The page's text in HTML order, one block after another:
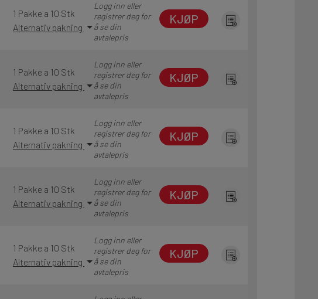
1 Pakke a 10 Stk
Alternativ pakning
Logg inn eller
registrer deg for
å se din
avtalepris
KJØP
1 Pakke a 10 Stk
Alternativ pakning
Logg inn eller
registrer deg for
å se din
avtalepris
KJØP
1 Pakke a 10 Stk
Alternativ pakning
Logg inn eller
registrer deg for
å se din
avtalepris
KJØP
1 Pakke a 10 Stk
Alternativ pakning
Logg inn eller
registrer deg for
å se din
avtalepris
KJØP
1 Pakke a 10 Stk
Alternativ pakning
Logg inn eller
registrer deg for
å se din
avtalepris
KJØP